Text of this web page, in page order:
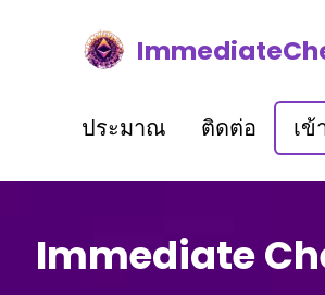
ประมาณ ติดต่อ เข้
Immediate